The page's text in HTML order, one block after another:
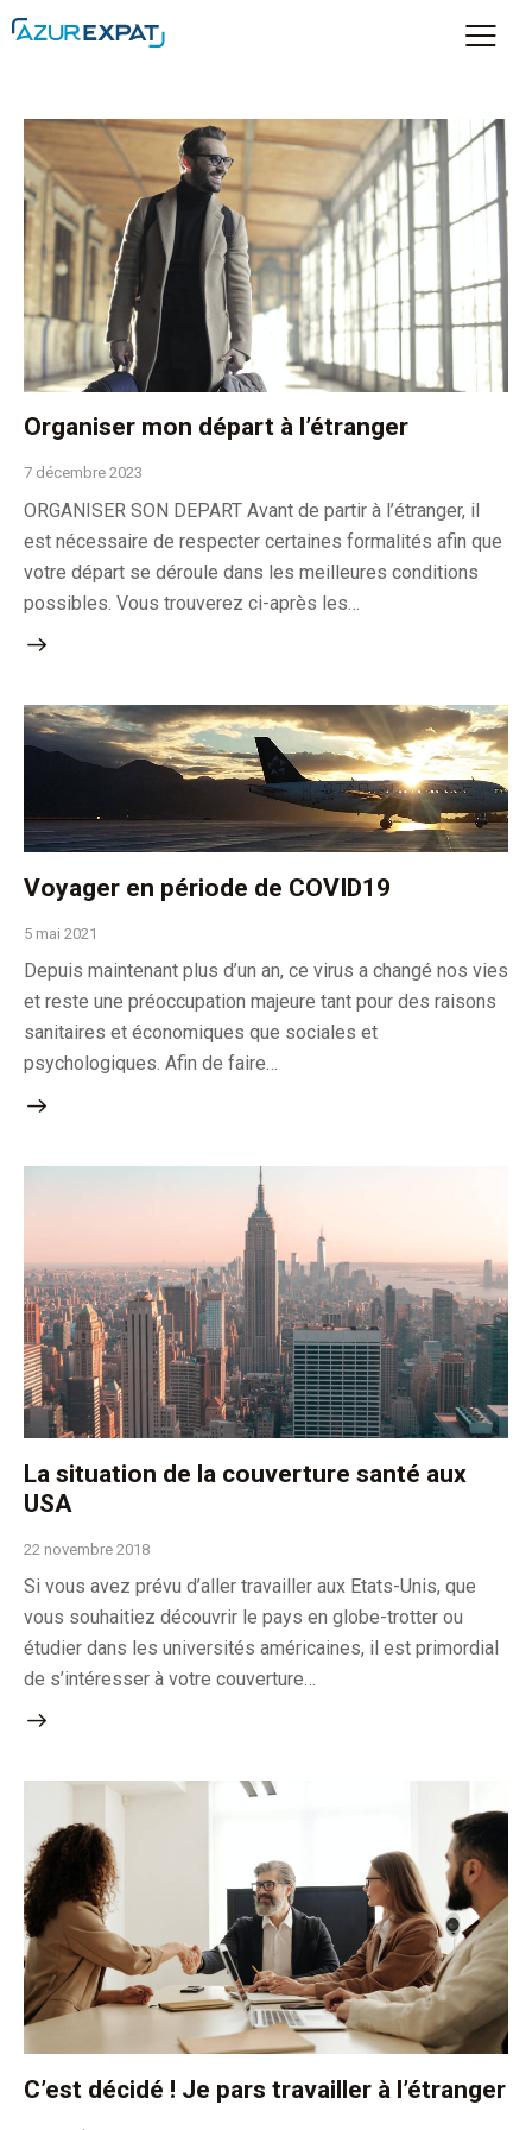
Organiser mon départ à l’étranger
7 décembre 2023
ORGANISER SON DEPART Avant de partir à l’étranger, il
est nécessaire de respecter certaines formalités afin que
votre départ se déroule dans les meilleures conditions
possibles. Vous trouverez ci-après les…
Voyager en période de COVID19
5 mai 2021
Depuis maintenant plus d’un an, ce virus a changé nos vies
et reste une préoccupation majeure tant pour des raisons
sanitaires et économiques que sociales et
psychologiques. Afin de faire…
La situation de la couverture santé aux
USA
22 novembre 2018
Si vous avez prévu d’aller travailler aux Etats-Unis, que
vous souhaitiez découvrir le pays en globe-trotter ou
étudier dans les universités américaines, il est primordial
de s’intéresser à votre couverture…
C’est décidé ! Je pars travailler à l’étranger